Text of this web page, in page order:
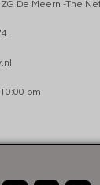
ZG De Meern -The
pm